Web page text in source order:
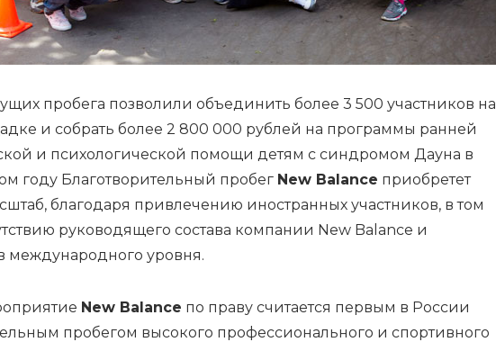
пробега позволили объединить более 3 500 участников на
и собрать более 2 800 000 рублей на программы ранней
и психологической помощи детям с синдромом Дауна в
году Благотворительный пробег New Balance приобретет
благодаря привлечению иностранных участников, в том
руководящего состава компании New Balance и
международного уровня.
New Balance по праву считается первым в России
пробегом высокого профессионального и спортивного